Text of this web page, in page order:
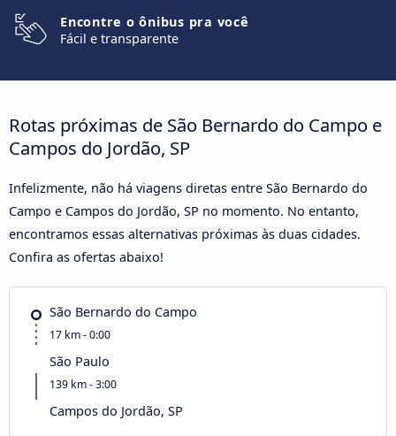
Encontre o ônibus pra você
Fácil e transparente
Rotas próximas de São Bernardo do Campo e
Campos do Jordão, SP
Infelizmente, não há viagens diretas entre São Bernardo do
Campo e Campos do Jordão, SP no momento. No entanto,
encontramos essas alternativas próximas às duas cidades.
Confira as ofertas abaixo!
São Bernardo do Campo
17 km - 0:00
São Paulo
139 km - 3:00
Campos do Jordão, SP